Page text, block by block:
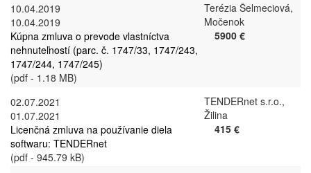
10.04.2019
10.04.2019
Kúpna zmluva o prevode vlastníctva
nehnuteľností (parc. č. 1747/33, 1747/243,
1747/244, 1747/245)
(pdf - 1.18 MB)
Terézia Šelmeciová,
Močenok
5900 €
02.07.2021
01.07.2021
Licenčná zmluva na používanie diela
softwaru: TENDERnet
(pdf - 945.79 kB)
TENDERnet s.r.o.,
Žilina
415 €